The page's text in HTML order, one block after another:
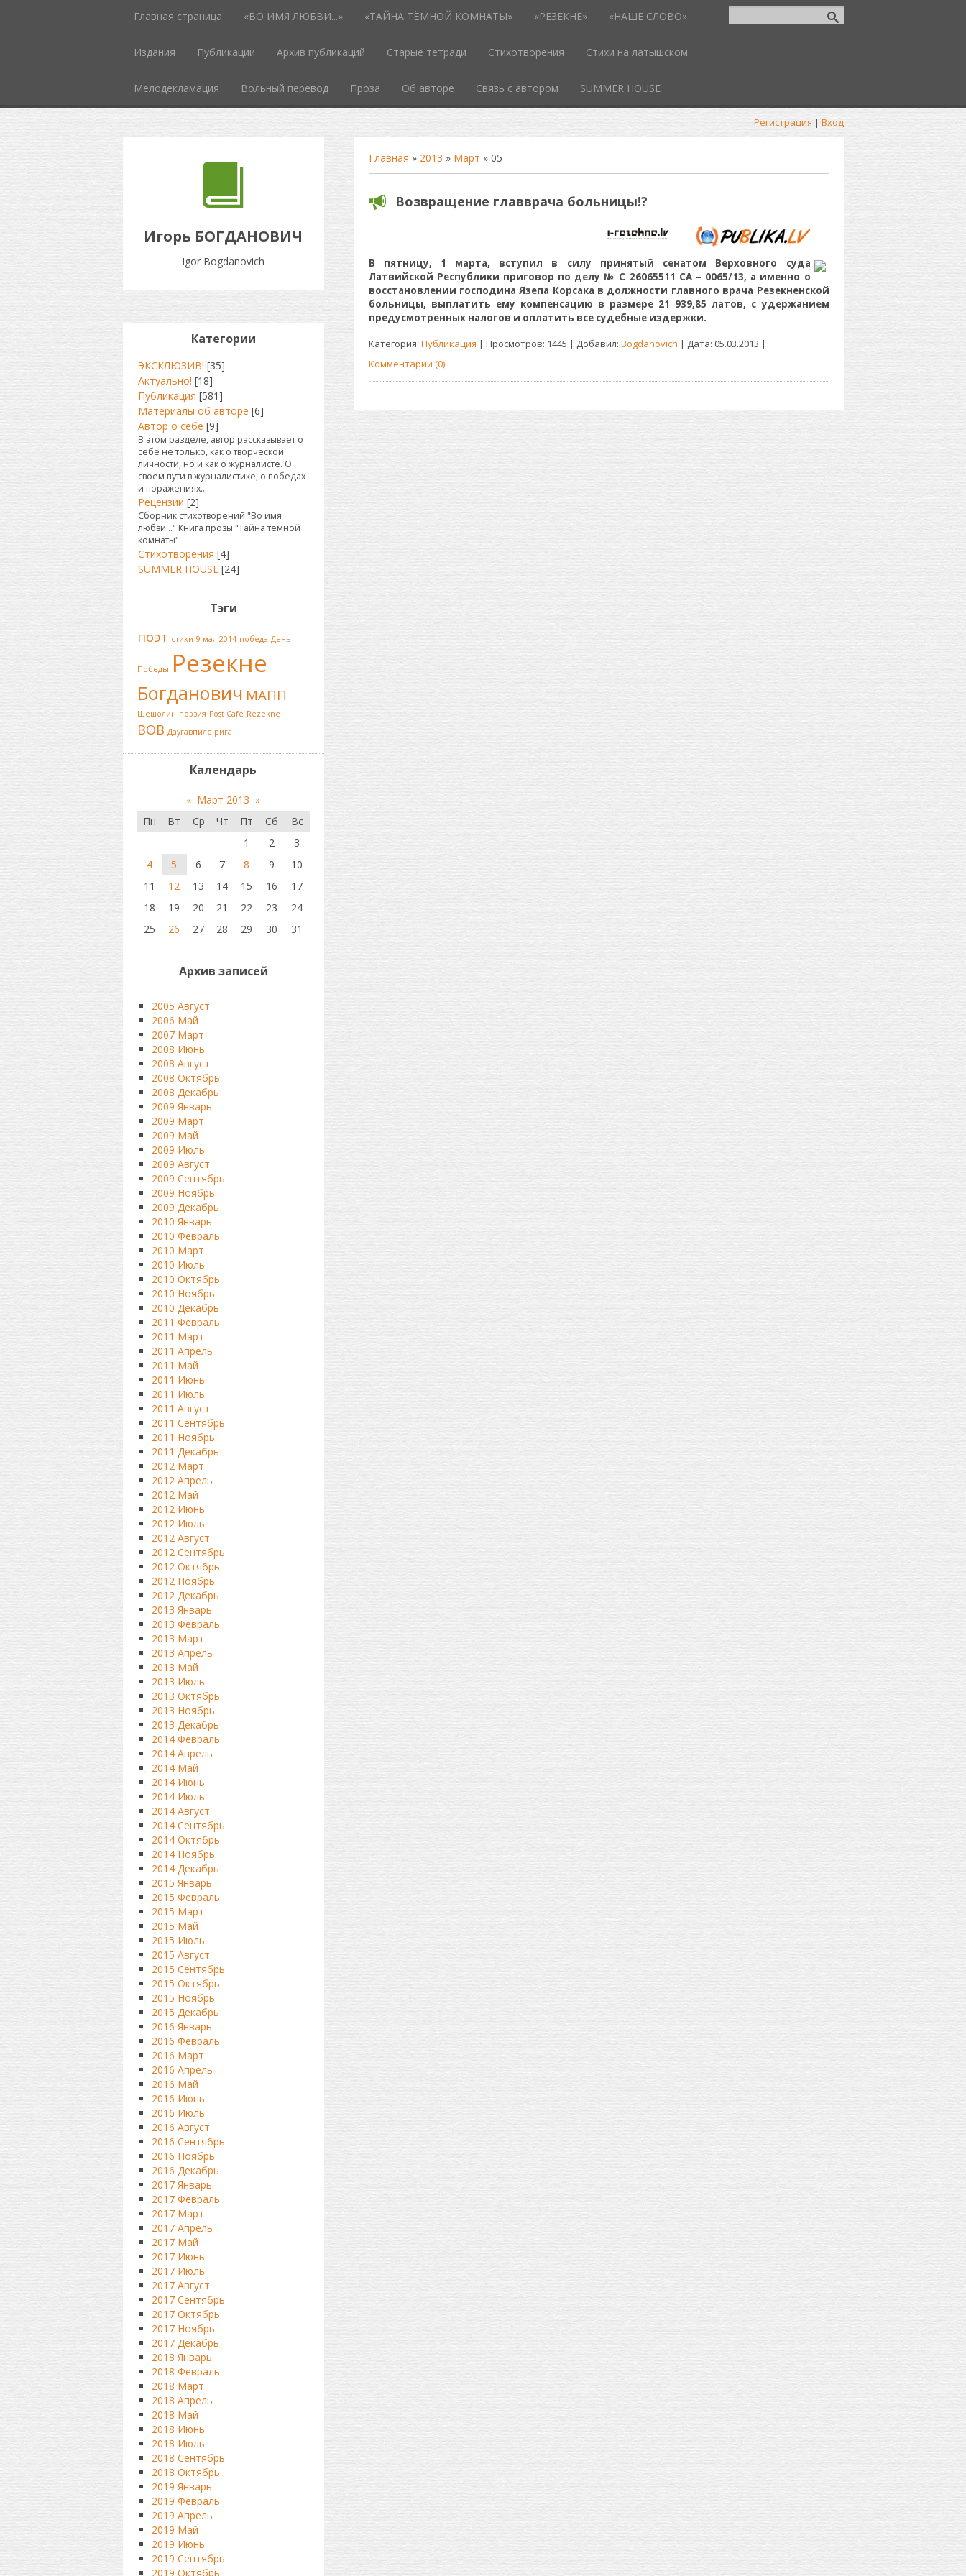
Главная страница «ВО ИМЯ ЛЮБВИ...» «ТАЙНА ТЁМНОЙ КОМНАТЫ» «РЕЗЕКНЕ» «НАШЕ СЛОВО»
Издания Публикации Архив публикаций Старые тетради Стихотворения Стихи на латышском
Мелодекламация Вольный перевод Проза Об авторе Связь с автором SUMMER HOUSE
Регистрация | Вход
Игорь БОГДАНОВИЧ
Igor Bogdanovich
Главная » 2013 » Март » 05
Возвращение главврача больницы!?
В пятницу, 1 марта, вступил в силу принятый сенатом Верховного суда
Латвийской Республики приговор по делу № С 26065511 СА – 0065/13, а именно о
восстановлении господина Язепа Корсака в должности главного врача Резекненской
больницы, выплатить ему компенсацию в размере 21 939,85 латов, с удержанием
предусмотренных налогов и оплатить все судебные издержки.
Категория: Публикация | Просмотров: 1445 | Добавил: Bogdanovich | Дата: 05.03.2013 |
Комментарии (0)
Категории
ЭКСКЛЮЗИВ! [35]
Актуально! [18]
Публикация [581]
Материалы об авторе [6]
Автор о себе [9]
В этом разделе, автор рассказывает о
себе не только, как о творческой
личности, но и как о журналисте. О
своем пути в журналистике, о победах
и поражениях...
Рецензии [2]
Сборник стихотворений "Во имя
любви..." Книга прозы "Тайна тёмной
комнаты"
Стихотворения [4]
SUMMER HOUSE [24]
Тэги
поэт стихи 9 мая 2014 победа День
Победы Резекне
Богданович МАПП
Шешолин поэзия Post Cafe Rezekne
ВОВ Даугавпилс рига
Календарь
« Март 2013 »
Пн
Вт Ср Чт Пт Сб
Вс
1
2
3
4
5 6 7 8 9
10
11
12 13 14 15 16
17
18
19 20 21 22 23
24
25
26 27 28 29 30 31
Архив записей
2005 Август
2006 Май
2007 Март
2008 Июнь
2008 Август
2008 Октябрь
2008 Декабрь
2009 Январь
2009 Март
2009 Май
2009 Июль
2009 Август
2009 Сентябрь
2009 Ноябрь
2009 Декабрь
2010 Январь
2010 Февраль
2010 Март
2010 Июль
2010 Октябрь
2010 Ноябрь
2010 Декабрь
2011 Февраль
2011 Март
2011 Апрель
2011 Май
2011 Июнь
2011 Июль
2011 Август
2011 Сентябрь
2011 Ноябрь
2011 Декабрь
2012 Март
2012 Апрель
2012 Май
2012 Июнь
2012 Июль
2012 Август
2012 Сентябрь
2012 Октябрь
2012 Ноябрь
2012 Декабрь
2013 Январь
2013 Февраль
2013 Март
2013 Апрель
2013 Май
2013 Июль
2013 Октябрь
2013 Ноябрь
2013 Декабрь
2014 Февраль
2014 Апрель
2014 Май
2014 Июнь
2014 Июль
2014 Август
2014 Сентябрь
2014 Октябрь
2014 Ноябрь
2014 Декабрь
2015 Январь
2015 Февраль
2015 Март
2015 Май
2015 Июль
2015 Август
2015 Сентябрь
2015 Октябрь
2015 Ноябрь
2015 Декабрь
2016 Январь
2016 Февраль
2016 Март
2016 Апрель
2016 Май
2016 Июнь
2016 Июль
2016 Август
2016 Сентябрь
2016 Ноябрь
2016 Декабрь
2017 Январь
2017 Февраль
2017 Март
2017 Апрель
2017 Май
2017 Июнь
2017 Июль
2017 Август
2017 Сентябрь
2017 Октябрь
2017 Ноябрь
2017 Декабрь
2018 Январь
2018 Февраль
2018 Март
2018 Апрель
2018 Май
2018 Июнь
2018 Июль
2018 Сентябрь
2018 Октябрь
2019 Январь
2019 Февраль
2019 Апрель
2019 Май
2019 Июнь
2019 Сентябрь
2019 Октябрь